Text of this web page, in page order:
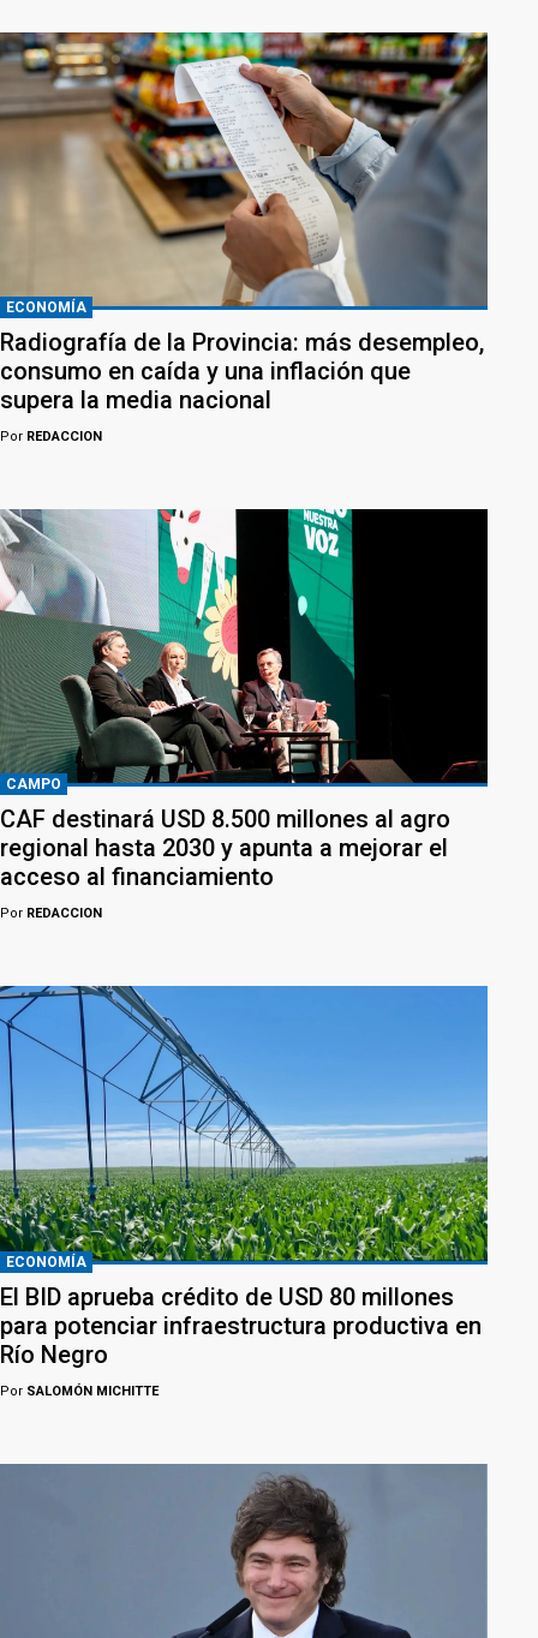
ECONOMÍA
Radiografía de la Provincia: más desempleo,
consumo en caída y una inflación que
supera la media nacional
Por REDACCION
CAMPO
CAF destinará USD 8.500 millones al agro
regional hasta 2030 y apunta a mejorar el
acceso al financiamiento
Por REDACCION
ECONOMÍA
El BID aprueba crédito de USD 80 millones
para potenciar infraestructura productiva en
Río Negro
Por SALOMÓN MICHITTE